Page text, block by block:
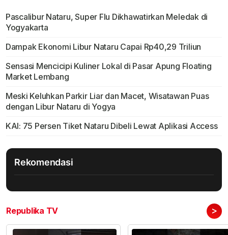
Pascalibur Nataru, Super Flu Dikhawatirkan Meledak di
Yogyakarta
Dampak Ekonomi Libur Nataru Capai Rp40,29 Triliun
Sensasi Mencicipi Kuliner Lokal di Pasar Apung Floating
Market Lembang
Meski Keluhkan Parkir Liar dan Macet, Wisatawan Puas
dengan Libur Nataru di Yogya
KAI: 75 Persen Tiket Nataru Dibeli Lewat Aplikasi Access
Rekomendasi
Republika TV >